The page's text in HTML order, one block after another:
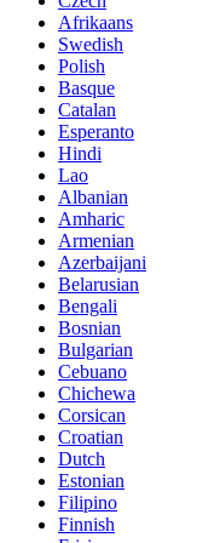
Afrikaans
Swedish
Polish
Basque
Catalan
Esperanto
Hindi
Lao
Albanian
Amharic
Armenian
Azerbaijani
Belarusian
Bengali
Bosnian
Bulgarian
Cebuano
Chichewa
Corsican
Croatian
Dutch
Estonian
Filipino
Finnish